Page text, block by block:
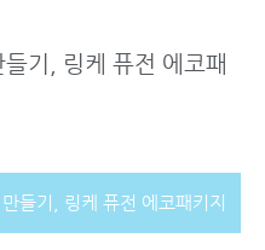
기, 링케 퓨전 에코패
들기, 링케 퓨전 에코패키지